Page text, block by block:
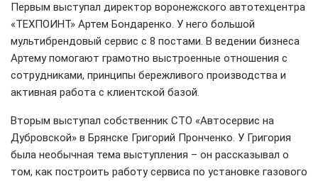
Первым выступал директор воронежского автотехцентра
«ТЕХПОИНТ» Артем Бондаренко. У него большой
мультибрендовый сервис с 8 постами. В ведении бизнеса
Артему помогают грамотно выстроенные отношения с
сотрудниками, принципы бережливого производства и
активная работа с клиентской базой.
Вторым выступал собственник СТО «Автосервис на
Дубровской» в Брянске Григорий Пронченко. У Григория
была необычная тема выступления – он рассказывал о
том, как построить работу сервиса по установке газового